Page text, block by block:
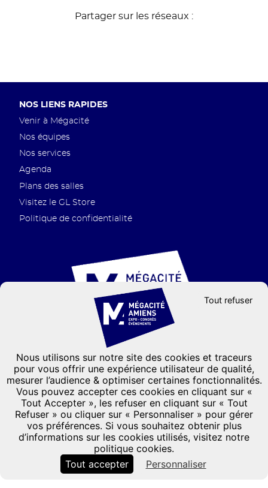
Partager sur les réseaux :
Pied
page
NOS LIENS RAPIDES
Venir à Mégacité
Nos équipes
Nos services
Agenda
Plans des salles
Visitez le GL Store
Politique de confidentialité
Groupe GL events
CONTACTEZ-NOUS
Formulaire de contact
03 22 66 33 33
101, Avenue de l'hippodrome
CS 31136- 80011 Amiens Cedex 1
France
Agenda
Nous utilisons sur notre site des cookies et traceurs
pour vous offrir une expérience utilisateur de qualité,
mesurer l’audience & optimiser certaines fonctionnalités.
Vous pouvez accepter ces cookies en cliquant sur «
Tout Accepter », les refuser en cliquant sur « Tout
Refuser » ou cliquer sur « Personnaliser » pour gérer
vos préférences. Si vous souhaitez obtenir plus
d’informations sur les cookies utilisés, visitez notre
politique cookies.
Tout accepter
Tout refuser
Personnaliser